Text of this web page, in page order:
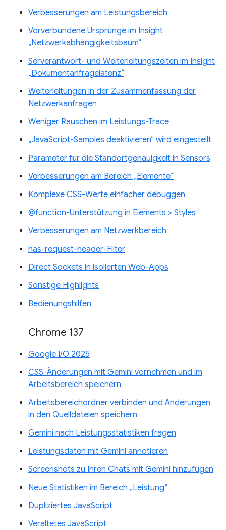
Verbesserungen am Leistungsbereich
Vorverbundene Ursprünge im Insight
„Netzwerkabhängigkeitsbaum“
Serverantwort- und Weiterleitungszeiten im Insight
„Dokumentanfragelatenz“
Weiterleitungen in der Zusammenfassung der
Netzwerkanfragen
Weniger Rauschen im Leistungs-Trace
„JavaScript-Samples deaktivieren“ wird eingestellt
Parameter für die Standortgenauigkeit in Sensors
Verbesserungen am Bereich „Elemente“
Komplexe CSS-Werte einfacher debuggen
@function-Unterstützung in Elements > Styles
Verbesserungen am Netzwerkbereich
has-request-header-Filter
Direct Sockets in isolierten Web-Apps
Sonstige Highlights
Bedienungshilfen
Chrome 137
Google I/O 2025
CSS-Änderungen mit Gemini vornehmen und im
Arbeitsbereich speichern
Arbeitsbereichordner verbinden und Änderungen
in den Quelldateien speichern
Gemini nach Leistungsstatistiken fragen
Leistungsdaten mit Gemini annotieren
Screenshots zu Ihren Chats mit Gemini hinzufügen
Neue Statistiken im Bereich „Leistung“
Dupliziertes JavaScript
Veraltetes JavaScript